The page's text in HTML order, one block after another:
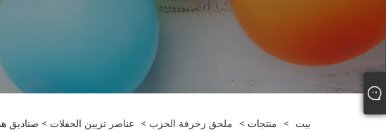
بيت > منتجات > ملحق زخرفة الحزب > عناصر تزيين الحفلات > صناديق